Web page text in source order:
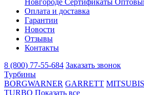
Новгороде Сертификаты
Оплата и доставка
Гарантии
Новости
Отзывы
Контакты
8 (800) 77-55-684 Заказать звонок
Турбины
BORGWARNER GARRETT
TURBO Показать все